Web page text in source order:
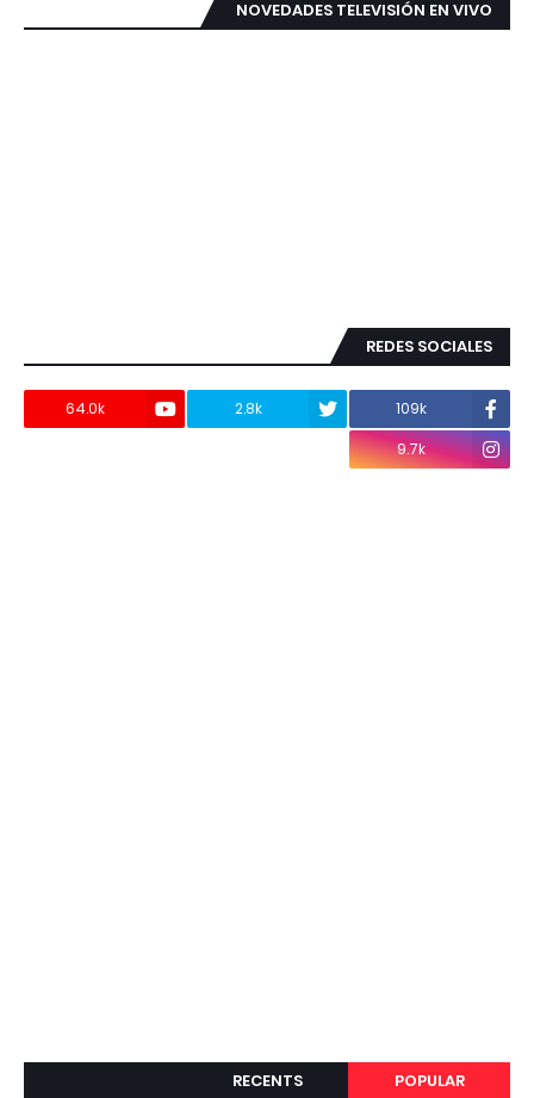
NOVEDADES TELEVISIÓN EN VIVO
REDES SOCIALES
109k
2.8k
64.0k
9.7k
POPULAR
RECENTS